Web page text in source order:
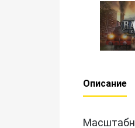
Описание